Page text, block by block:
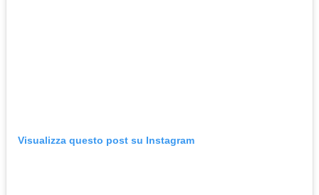
Visualizza questo post su Instagram